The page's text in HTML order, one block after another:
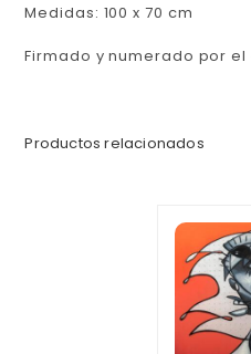
Medidas: 100 x 70 cm
Firmado y numerado por el
Productos relacionados